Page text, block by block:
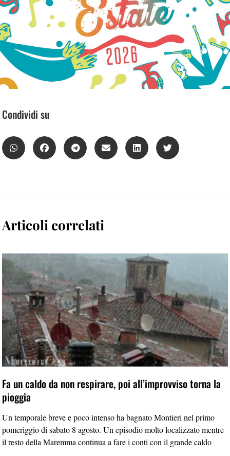
Condividi su
Articoli correlati
Fa un caldo da non respirare, poi all’improvviso torna la
pioggia
Un temporale breve e poco intenso ha bagnato Montieri nel primo
pomeriggio di sabato 8 agosto. Un episodio molto localizzato mentre
il resto della Maremma continua a fare i conti con il grande caldo